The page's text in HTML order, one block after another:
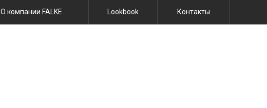
О компании FALKE Lookbook Контакты